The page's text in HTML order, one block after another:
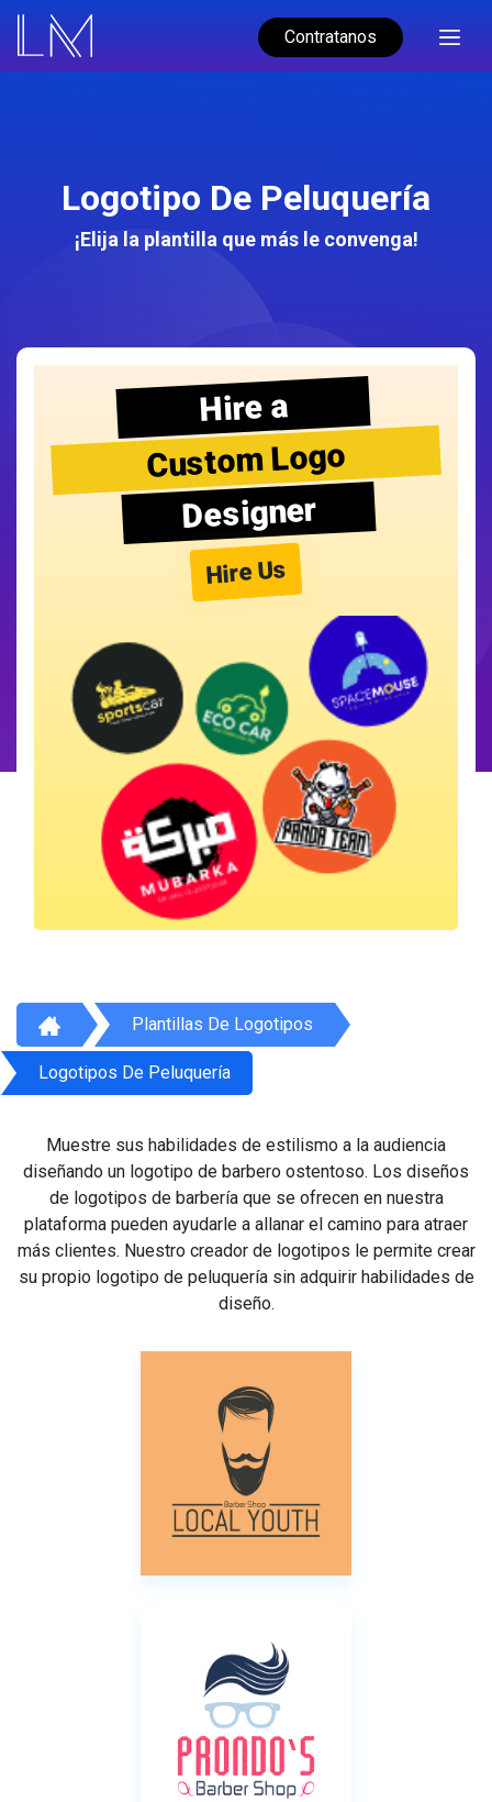
Contratanos
Logotipo De Peluquería
¡Elija la plantilla que más le convenga!
Hire a
Custom Logo
Designer
Hire Us
Plantillas De Logotipos
Logotipos De Peluquería
Muestre sus habilidades de estilismo a la audiencia
diseñando un logotipo de barbero ostentoso. Los diseños
de logotipos de barbería que se ofrecen en nuestra
plataforma pueden ayudarle a allanar el camino para atraer
más clientes. Nuestro creador de logotipos le permite crear
su propio logotipo de peluquería sin adquirir habilidades de
diseño.